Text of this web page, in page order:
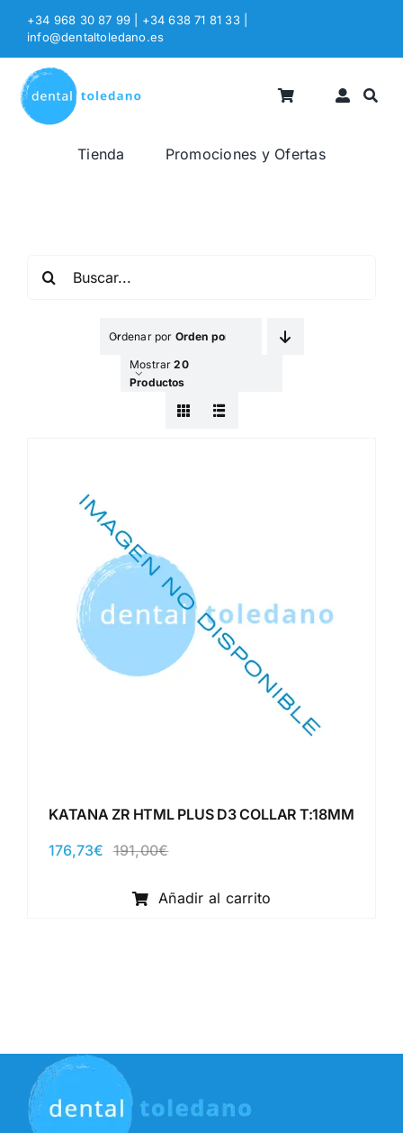
Saltar
contenido
+34 968 30 87 99 | +34 638 71 81 33
info@dentaltoledano.es
Tienda Promociones y Ofertas
Ordenar por Orden por Defecto
Mostrar20
Productos
KATANA ZR HTML PLUS D3 COLLAR T:18MM
191,00€El
original
era:
176,73€
El
actual
es:
Añadir al carrito